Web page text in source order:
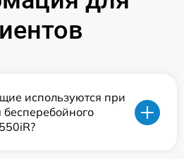
используются при